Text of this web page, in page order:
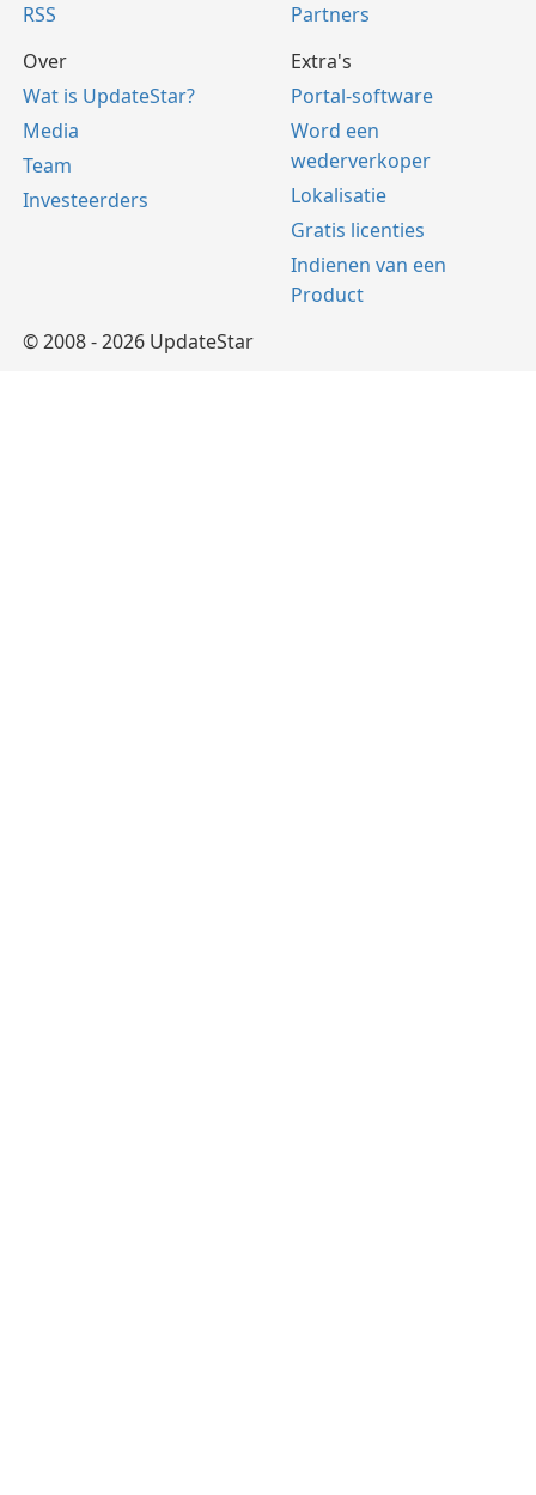
RSS
Partners
Over
Wat is UpdateStar?
Media
Team
Investeerders
Extra's
Portal-software
Word een
wederverkoper
Lokalisatie
Gratis licenties
Indienen van een
Product
© 2008 - 2026 UpdateStar